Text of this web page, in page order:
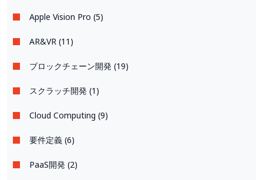
Apple Vision Pro (5)
AR&VR (11)
ブロックチェーン開発 (19)
スクラッチ開発 (1)
Cloud Computing (9)
要件定義 (6)
PaaS開発 (2)